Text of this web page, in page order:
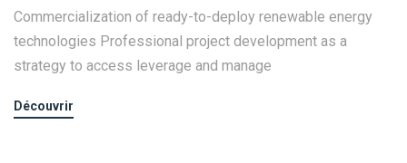
Commercialization of ready-to-deploy renewable energy
technologies Professional project development as a
strategy to access leverage and manage
Découvrir